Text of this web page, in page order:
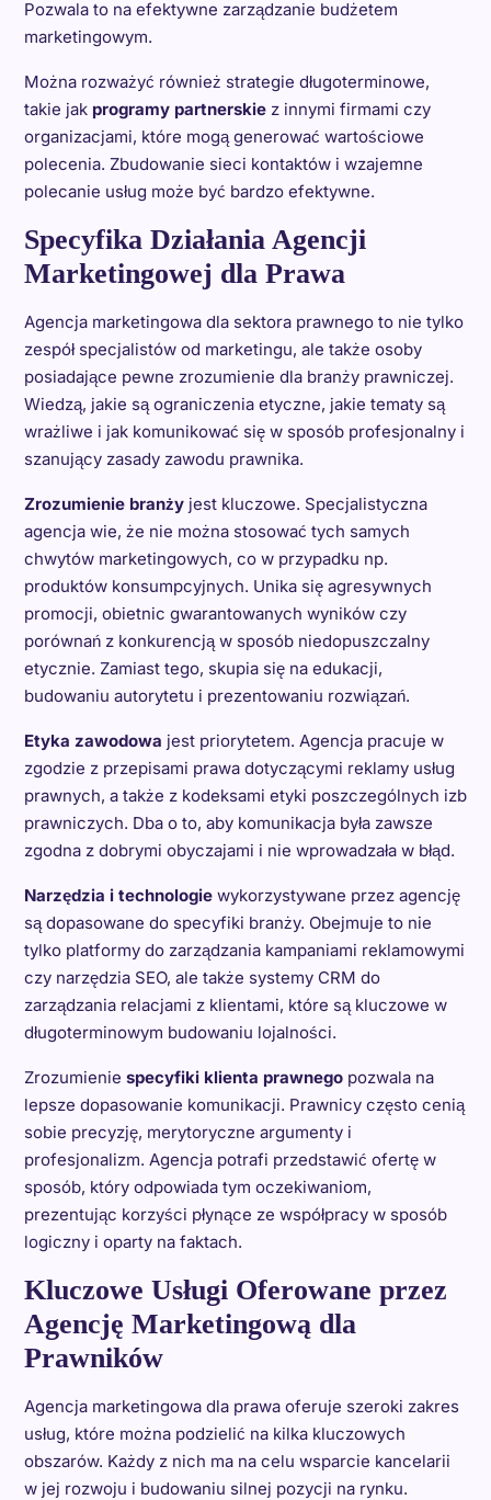
Pozwala to na efektywne zarządzanie budżetem
marketingowym.
Można rozważyć również strategie długoterminowe,
takie jak programy partnerskiez innymi firmami czy
organizacjami, które mogą generować wartościowe
polecenia. Zbudowanie sieci kontaktów i wzajemne
polecanie usług może być bardzo efektywne.
Specyfika Działania Agencji
Marketingowej dla Prawa
Agencja marketingowa dla sektora prawnego to nie tylko
zespół specjalistów od marketingu, ale także osoby
posiadające pewne zrozumienie dla branży prawniczej.
Wiedzą, jakie są ograniczenia etyczne, jakie tematy są
wrażliwe i jak komunikować się w sposób profesjonalny i
szanujący zasady zawodu prawnika.
Zrozumienie branżyjest kluczowe. Specjalistyczna
agencja wie, że nie można stosować tych samych
chwytów marketingowych, co w przypadku np.
produktów konsumpcyjnych. Unika się agresywnych
promocji, obietnic gwarantowanych wyników czy
porównań z konkurencją w sposób niedopuszczalny
etycznie. Zamiast tego, skupia się na edukacji,
budowaniu autorytetu i prezentowaniu rozwiązań.
Etyka zawodowa jest priorytetem. Agencja pracuje w
zgodzie z przepisami prawa dotyczącymi reklamy usług
prawnych, a także z kodeksami etyki poszczególnych izb
prawniczych. Dba o to, aby komunikacja była zawsze
zgodna z dobrymi obyczajami i nie wprowadzała w błąd.
Narzędzia i technologiewykorzystywane przez agencję
są dopasowane do specyfiki branży. Obejmuje to nie
tylko platformy do zarządzania kampaniami reklamowymi
czy narzędzia SEO, ale także systemy CRM do
zarządzania relacjami z klientami, które są kluczowe w
długoterminowym budowaniu lojalności.
Zrozumienie specyfiki klienta prawnegopozwala na
lepsze dopasowanie komunikacji. Prawnicy często cenią
sobie precyzję, merytoryczne argumenty i
profesjonalizm. Agencja potrafi przedstawić ofertę w
sposób, który odpowiada tym oczekiwaniom,
prezentując korzyści płynące ze współpracy w sposób
logiczny i oparty na faktach.
Kluczowe Usługi Oferowane przez
Agencję Marketingową dla
Prawników
Agencja marketingowa dla prawa oferuje szeroki zakres
usług, które można podzielić na kilka kluczowych
obszarów. Każdy z nich ma na celu wsparcie kancelarii
w jej rozwoju i budowaniu silnej pozycji na rynku.